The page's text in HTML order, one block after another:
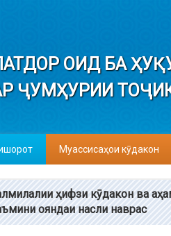
ОИД БА
ҶУМҲУРИИ
Муассисаҳои кӯдакон
ҳифзи кӯдакон ва
ояндаи насли наврас